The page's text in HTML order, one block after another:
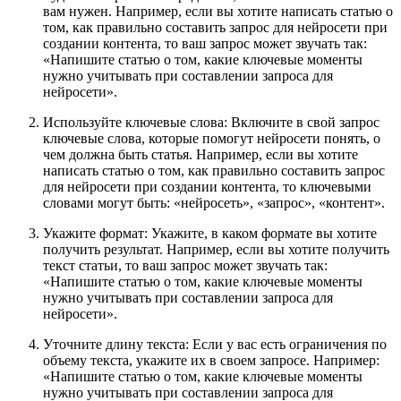
вам нужен. Например, если вы хотите написать статью о
том, как правильно составить запрос для нейросети при
создании контента, то ваш запрос может звучать так:
«Напишите статью о том, какие ключевые моменты
нужно учитывать при составлении запроса для
нейросети».
Используйте ключевые слова: Включите в свой запрос
ключевые слова, которые помогут нейросети понять, о
чем должна быть статья. Например, если вы хотите
написать статью о том, как правильно составить запрос
для нейросети при создании контента, то ключевыми
словами могут быть: «нейросеть», «запрос», «контент».
Укажите формат: Укажите, в каком формате вы хотите
получить результат. Например, если вы хотите получить
текст статьи, то ваш запрос может звучать так:
«Напишите статью о том, какие ключевые моменты
нужно учитывать при составлении запроса для
нейросети».
Уточните длину текста: Если у вас есть ограничения по
объему текста, укажите их в своем запросе. Например:
«Напишите статью о том, какие ключевые моменты
нужно учитывать при составлении запроса для